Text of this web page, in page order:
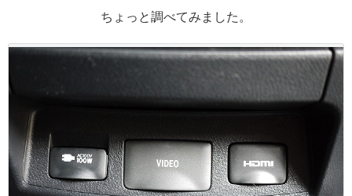
ちょっと調べてみました。